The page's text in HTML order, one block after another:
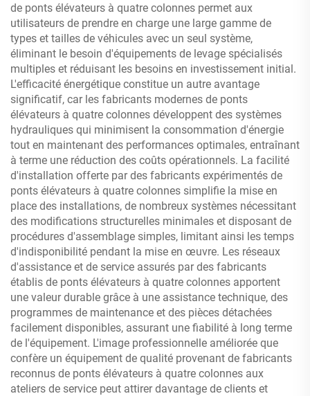
de ponts élévateurs à quatre colonnes permet aux
utilisateurs de prendre en charge une large gamme de
types et tailles de véhicules avec un seul système,
éliminant le besoin d'équipements de levage spécialisés
multiples et réduisant les besoins en investissement initial.
L'efficacité énergétique constitue un autre avantage
significatif, car les fabricants modernes de ponts
élévateurs à quatre colonnes développent des systèmes
hydrauliques qui minimisent la consommation d'énergie
tout en maintenant des performances optimales, entraînant
à terme une réduction des coûts opérationnels. La facilité
d'installation offerte par des fabricants expérimentés de
ponts élévateurs à quatre colonnes simplifie la mise en
place des installations, de nombreux systèmes nécessitant
des modifications structurelles minimales et disposant de
procédures d'assemblage simples, limitant ainsi les temps
d'indisponibilité pendant la mise en œuvre. Les réseaux
d'assistance et de service assurés par des fabricants
établis de ponts élévateurs à quatre colonnes apportent
une valeur durable grâce à une assistance technique, des
programmes de maintenance et des pièces détachées
facilement disponibles, assurant une fiabilité à long terme
de l'équipement. L'image professionnelle améliorée que
confère un équipement de qualité provenant de fabricants
reconnus de ponts élévateurs à quatre colonnes aux
ateliers de service peut attirer davantage de clients et